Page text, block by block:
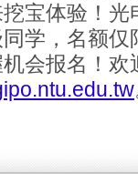
宝体验！
学，名额
会报名！